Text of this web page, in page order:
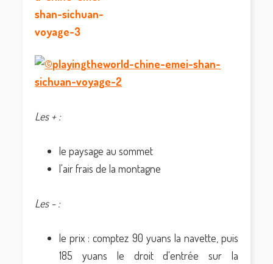
Les + :
le paysage au sommet
l'air frais de la montagne
Les - :
le prix : comptez 90 yuans la navette, puis
185 yuans le droit d'entrée sur la